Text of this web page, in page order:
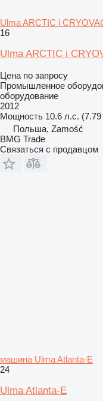
Ulma ARCTIC i
16
Ulma ARCTIC i
Цена по запросу
Промышленное
оборудование
2012
Мощность 10.6 л.с. (7.79
Польша, Zamość
BMG Trade
Связаться с продавцом
машина Ulma Atlanta-E
24
Ulma Atlanta-E